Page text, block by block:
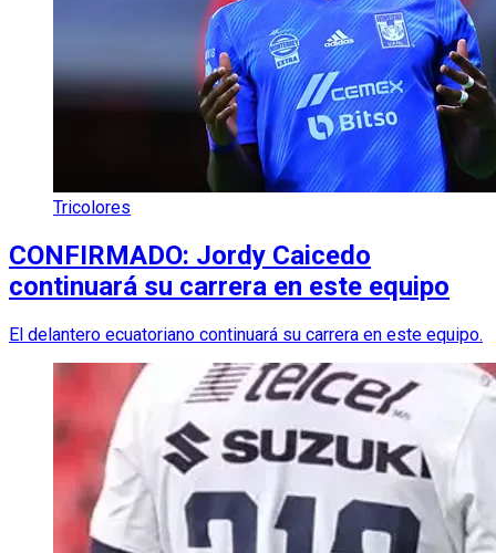
Tricolores
CONFIRMADO: Jordy Caicedo
continuará su carrera en este equipo
El delantero ecuatoriano continuará su carrera en este equipo.